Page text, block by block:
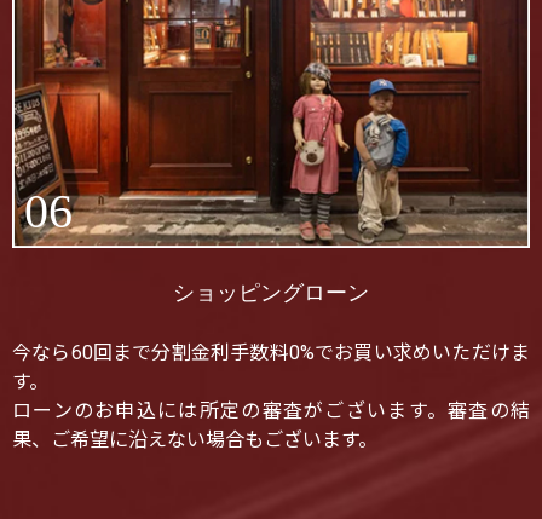
06
ショッピングローン
今なら60回まで分割金利手数料0%でお買い求めいただけま
す。
ローンのお申込には所定の審査がございます。審査の結
果、ご希望に沿えない場合もございます。